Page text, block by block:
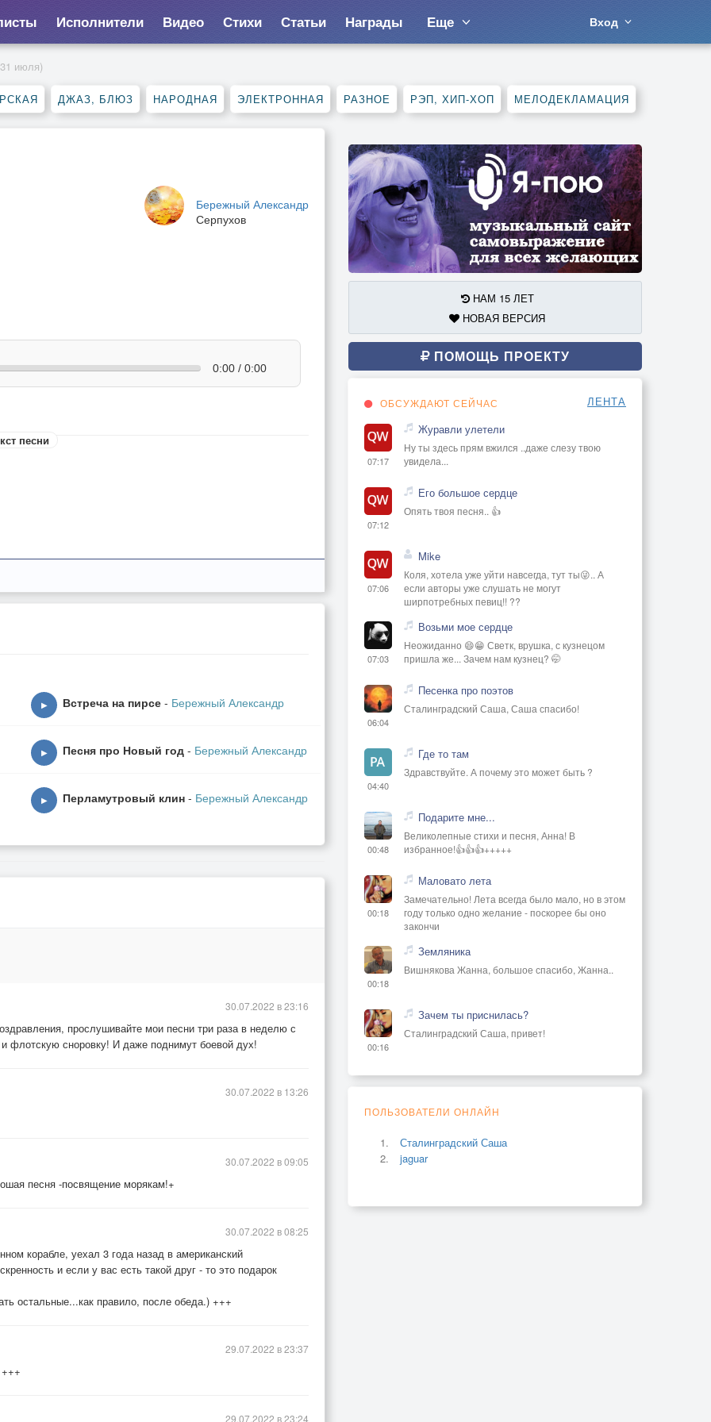
Исполнители Видео Стихи Статьи Награды Еще Вход
июля)
ДЖАЗ, БЛЮЗ НАРОДНАЯ ЭЛЕКТРОННАЯ РАЗНОЕ РЭП, ХИП-ХОП МЕЛОДЕКЛАМАЦИЯ
Бережный Александр
Серпухов
0:00 / 0:00
песни
▶ Встреча на пирсе - Бережный Александр
▶ Песня про Новый год - Бережный Александр
▶ Перламутровый клин - Бережный Александр
прослушивайте мои песни три раза в неделю с
флотскую сноровку! И даже поднимут боевой дух!
30.07.2022 в 23:16
30.07.2022 в 13:26
песня -посвящение морякам!+
30.07.2022 в 09:05
корабле, уехал 3 года назад в американский
и если у вас есть такой друг - то это подарок
остальные...как правило, после обеда.) +++
30.07.2022 в 08:25
29.07.2022 в 23:37
29.07.2022 в 23:24
НАМ 15 ЛЕТ
НОВАЯ ВЕРСИЯ
ПОМОЩЬ ПРОЕКТУ
ОБСУЖДАЮТ СЕЙЧАС ЛЕНТА
07:17
Журавли улетели
Ну ты здесь прям вжился ..даже слезу твою
увидела...
07:12
Его большое сердце
Опять твоя песня.. 👍
07:06
Mike
Коля, хотела уже уйти навсегда, тут ты😜.. А
если авторы уже слушать не могут
ширпотребных певиц!! ??
07:03
Возьми мое сердце
Неожиданно 😄😁 Светк, врушка, с кузнецом
пришла же... Зачем нам кузнец? 🤭
06:04
Песенка про поэтов
Сталинградский Саша, Саша спасибо!
04:40
Где то там
Здравствуйте. А почему это может быть ?
00:48
Подарите мне...
Великолепные стихи и песня, Анна! В
избранное!👍👍👍+++++
00:18
Маловато лета
Замечательно! Лета всегда было мало, но в этом
году только одно желание - поскорее бы оно
закончи
00:18
Земляника
Вишнякова Жанна, большое спасибо, Жанна..
00:16
Зачем ты приснилась?
Сталинградский Саша, привет!
ПОЛЬЗОВАТЕЛИ ОНЛАЙН
Сталинградский Саша
jaguar